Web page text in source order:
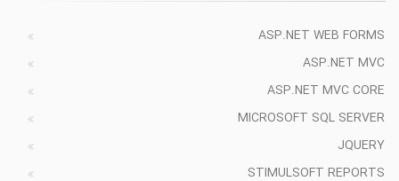
ASP.NET WEB FORMS
ASP.NET MVC
ASP.NET MVC CORE
MICROSOFT SQL SERVER
JQUERY
STIMULSOFT REPORTS